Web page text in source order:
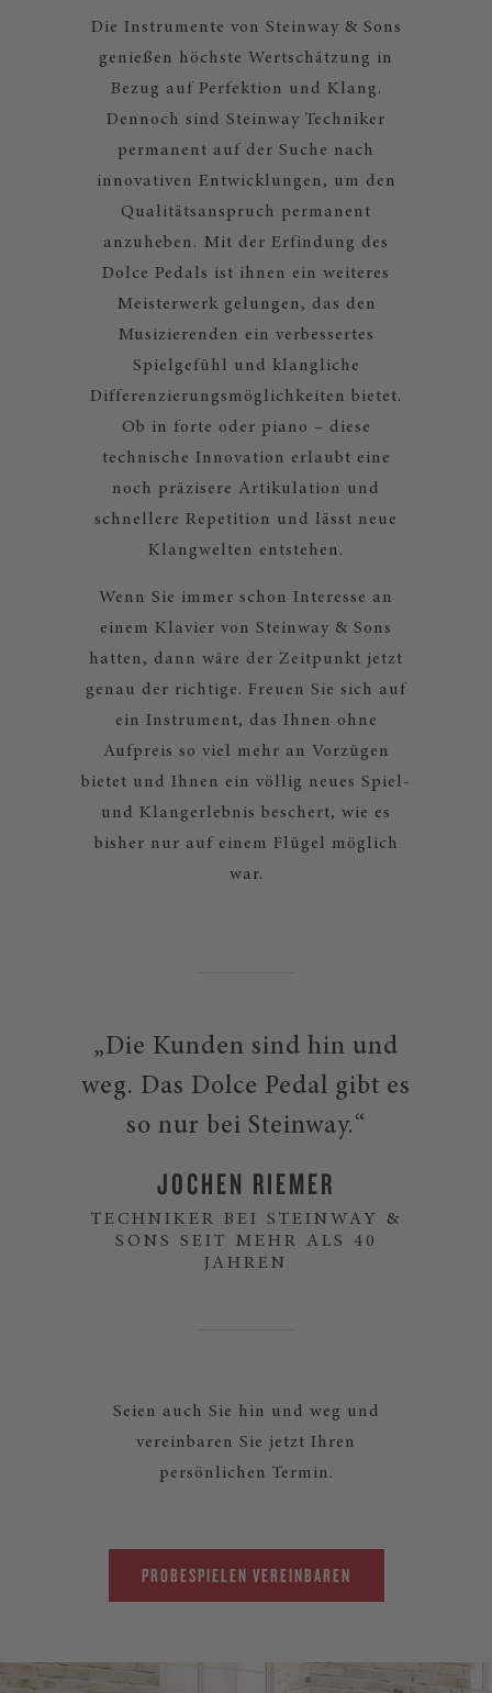
Die Instrumente von Steinway & Sons
genießen höchste Wertschätzung in
Bezug auf Perfektion und Klang.
Dennoch sind Steinway Techniker
permanent auf der Suche nach
innovativen Entwicklungen, um den
Qualitätsanspruch permanent
anzuheben. Mit der Erfindung des
Dolce Pedals ist ihnen ein weiteres
Meisterwerk gelungen, das den
Musizierenden ein verbessertes
Spielgefühl und klangliche
Differenzierungsmöglichkeiten bietet.
Ob in forte oder piano – diese
technische Innovation erlaubt eine
noch präzisere Artikulation und
schnellere Repetition und lässt neue
Klangwelten entstehen.
Wenn Sie immer schon Interesse an
einem Klavier von Steinway & Sons
hatten, dann wäre der Zeitpunkt jetzt
genau der richtige. Freuen Sie sich auf
ein Instrument, das Ihnen ohne
Aufpreis so viel mehr an Vorzügen
bietet und Ihnen ein völlig neues Spiel-
und Klangerlebnis beschert, wie es
bisher nur auf einem Flügel möglich
war.
„Die Kunden sind hin und
weg. Das Dolce Pedal gibt es
so nur bei Steinway.“
JOCHEN RIEMER
TECHNIKER BEI STEINWAY &
SONS SEIT MEHR ALS 40
JAHREN
Seien auch Sie hin und weg und
vereinbaren Sie jetzt Ihren
persönlichen Termin.
PROBESPIELEN VEREINBAREN